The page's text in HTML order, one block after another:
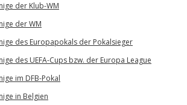
der Klub-WM
der WM
des Europapokals der Pokalsieger
des UEFA-Cups bzw. der Europa League
im DFB-Pokal
in Belgien